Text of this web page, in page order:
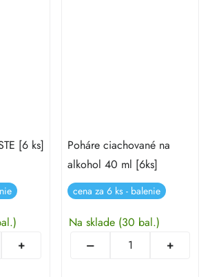
[6 ks]
Poháre ciachované na
alkohol 40 ml [6ks]
cena za 6 ks - balenie
Na sklade (30 bal.)